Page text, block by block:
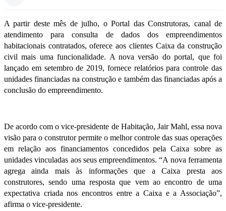
A partir deste mês de julho, o Portal das Construtoras, canal de
atendimento para consulta de dados dos empreendimentos
habitacionais contratados, oferece aos clientes Caixa da construção
civil mais uma funcionalidade. A nova versão do portal, que foi
lançado em setembro de 2019, fornece relatórios para controle das
unidades financiadas na construção e também das financiadas após a
conclusão do empreendimento.
De acordo com o vice-presidente de Habitação, Jair Mahl, essa nova
visão para o construtor permite o melhor controle das suas operações
em relação aos financiamentos concedidos pela Caixa sobre as
unidades vinculadas aos seus empreendimentos. “A nova ferramenta
agrega ainda mais às informações que a Caixa presta aos
construtores, sendo uma resposta que vem ao encontro de uma
expectativa criada nos encontros entre a Caixa e a Associação”,
afirma o vice-presidente.